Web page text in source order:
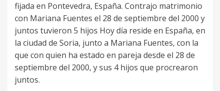
fijada en Pontevedra, España. Contrajo matrimonio
con Mariana Fuentes el 28 de septiembre del 2000 y
juntos tuvieron 5 hijos Hoy día reside en España, en
la ciudad de Soria, junto a Mariana Fuentes, con la
que con quien ha estado en pareja desde el 28 de
septiembre del 2000, y sus 4 hijos que procrearon
juntos.